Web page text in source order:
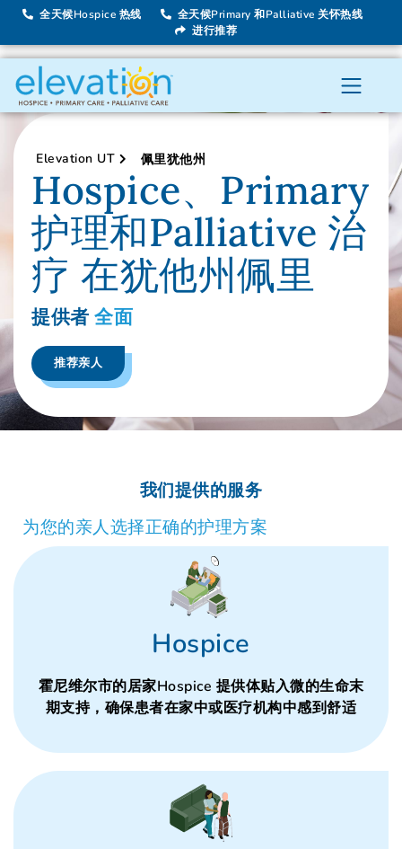
全天候Hospice 热线
全天候Primary 和Palliative 关怀热线
进行推荐
Elevation UT 佩里犹他州
Hospice、Primary
护理和Palliative 治
疗 在犹他州佩里
提供者 全面
推荐亲人
我们提供的服务
为您的亲人选择正确的护理方案
Hospice
霍尼维尔市的居家Hospice 提供体贴入微的生命末
期支持，确保患者在家中或医疗机构中感到舒适